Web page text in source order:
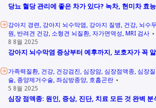
당뇨 혈당 관리에 좋은 차가 있다? 녹차, 현미차 효
강아지 경련 강아지 뇌수막염 강아지 질병 건강 뇌수
원 반려견 건강 소형견 뇌질환 자가면역성 MRI 검사
8 8월 2025
강아지 뇌수막염 증상부터 예후까지, 보호자가 꼭
가족력질환 건강 건강검진 심장암 심장점액종 심장
술 종양제거수술 좌심방종양 호흡곤란
5 8월 2025
심장 점액종: 원인, 증상, 진단, 치료 모든 것 완벽 분